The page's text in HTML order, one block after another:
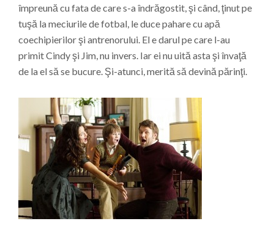
împreună cu fata de care s-a îndrăgostit, şi când, ţinut pe
tuşă la meciurile de fotbal, le duce pahare cu apă
coechipierilor şi antrenorului. El e darul pe care l-au
primit Cindy şi Jim, nu invers. Iar ei nu uită asta şi învaţă
de la el să se bucure. Şi-atunci, merită să devină părinţi.